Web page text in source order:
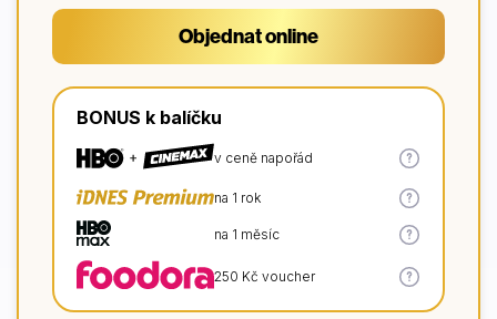
Objednat online
BONUS k balíčku
v ceně napořád
Více
informací
na 1 rok
Více
informací
na 1 měsíc
Více
informací
250 Kč voucher
Více
informací